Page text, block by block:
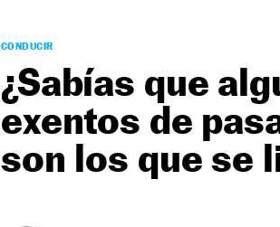
CONDUCIR
¿Sabías que
exentos de
son los que se